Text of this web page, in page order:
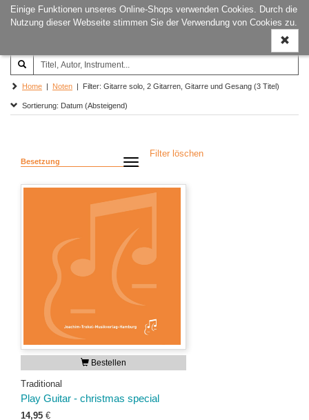
Einige Funktionen unseres Online-Shops verwenden Cookies. Durch die
Nutzung dieser Webseite stimmen Sie der Verwendung von Cookies zu.
ein-/
Joachim‐Trekel‐Musikverlag,
Hamburg
Home | Noten | Filter: Gitarre solo, 2 Gitarren, Gitarre und Gesang (3 Titel)
Sortierung: Datum (Absteigend)
Besetzung
Filter löschen
Bestellen
Traditional
Play Guitar - christmas special
14,95 €